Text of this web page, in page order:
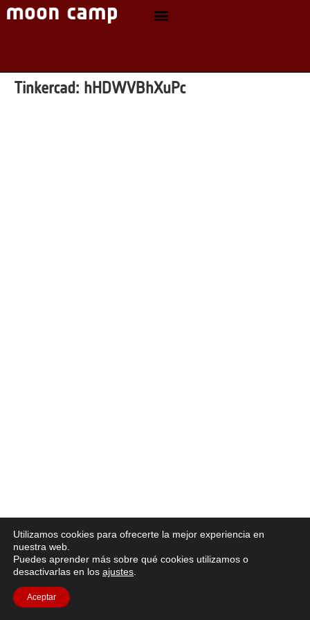
Tinkercad: hHDWVBhXuPc
Utilizamos cookies para ofrecerte la mejor experiencia en
nuestra web.
Puedes aprender más sobre qué cookies utilizamos o
desactivarlas en los ajustes
Aceptar